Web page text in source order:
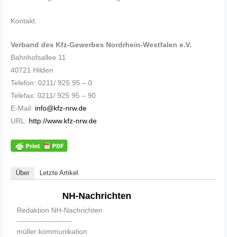
Kontakt:
Verband des Kfz-Gewerbes Nordrhein-Westfalen e.V.
Bahnhofsallee 11
40721 Hilden
Telefon: 0211/ 925 95 – 0
Telefax: 0211/ 925 95 – 90
E-Mail: info@kfz-nrw.de
URL: http://www.kfz-nrw.de
Über Letzte Artikel
NH-Nachrichten
Redaktion NH-Nachrichten
----------------------
müller:kommunikation